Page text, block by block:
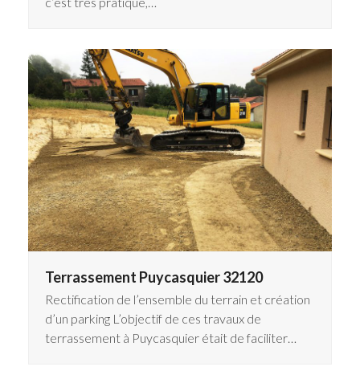
Terrassement Puycasquier 32120
Rectification de l’ensemble du terrain et création
d’un parking L’objectif de ces travaux de
terrassement à Puycasquier était de faciliter…